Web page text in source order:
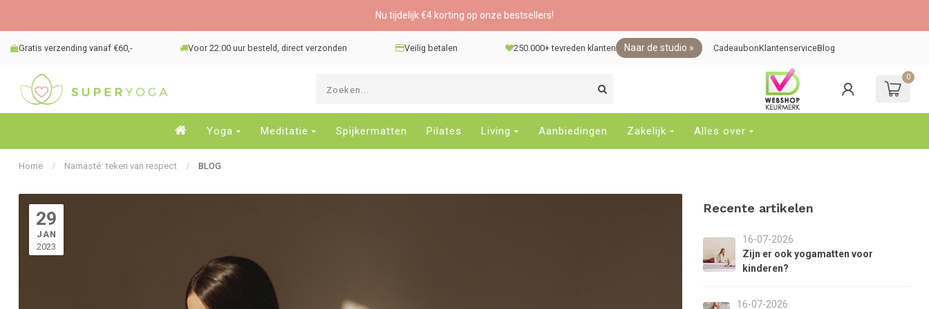
Nu tijdelijk €4 korting op onze bestsellers!
Gratis verzending vanaf €60,- Voor 22:00 uur besteld, direct verzonden Veilig betalen 250.000+ tevreden klanten Naar de studio » CadeaubonKlantenserviceBlog
neer
beschikbaar
0
Yoga Meditatie Spijkermatten Pilates Living Aanbiedingen Zakelijk Alles over
Home / Namasté: teken van respect / BLOG
29
JAN
2023
Recente artikelen
16-07-2026
Zijn er ook yogamatten voor
kinderen?
16-07-2026